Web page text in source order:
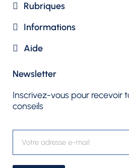
Rubriques​
Informations
Aide
Newsletter​
Inscrivez-vous pour recevoir
conseils